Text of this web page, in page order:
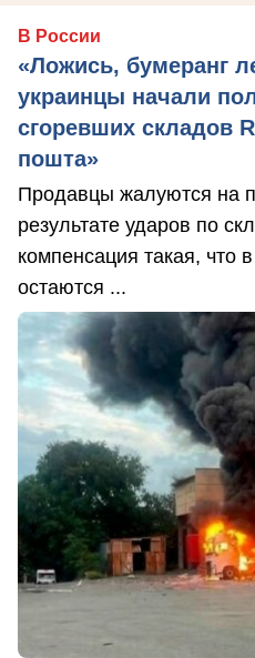
В России
«Ложись, бумеранг
украинцы начали
сгоревших складов
пошта»
Продавцы жалуются на
результате ударов по
компенсация такая, что
остаются ...